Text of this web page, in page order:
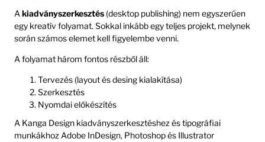
Akiadványszerkesztés (desktop publishing) nem egyszerűen
egy kreatív folyamat. Sokkal inkább egy teljes projekt, melynek
során számos elemet kell figyelembe venni.
A folyamat három fontos részből áll:
Tervezés (layout és desing kialakítása)
Szerkesztés
Nyomdai előkészítés
A Kanga Design kiadványszerkesztéshez és tipográfiai
munkákhoz Adobe InDesign, Photoshop és Illustrator